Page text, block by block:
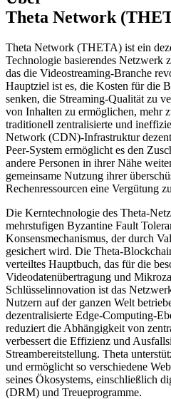
Theta Network
Theta Network (THETA) ist ein
Technologie basierendes Netzwerk
das die Videostreaming-Branche
Hauptziel ist es, die Kosten für die
senken, die Streaming-Qualität zu
von Inhalten zu ermöglichen, mehr
traditionell zentralisierte und
Network (CDN)-Infrastruktur
Peer-System ermöglicht es den
andere Personen in ihrer Nähe
gemeinsame Nutzung ihrer
Rechenressourcen eine Vergütung
Die Kerntechnologie des Theta-
mehrstufigen Byzantine Fault
Konsensmechanismus, der durch
gesichert wird. Die Theta-
verteiltes Hauptbuch, das für die
Videodatenübertragung und
Schlüsselinnovation ist das
Nutzern auf der ganzen Welt
dezentralisierte Edge-Computing-
reduziert die Abhängigkeit von
verbessert die Effizienz und
Streambereitstellung. Theta
und ermöglicht so verschiedene
seines Ökosystems, einschließlich
(DRM) und Treueprogramme.